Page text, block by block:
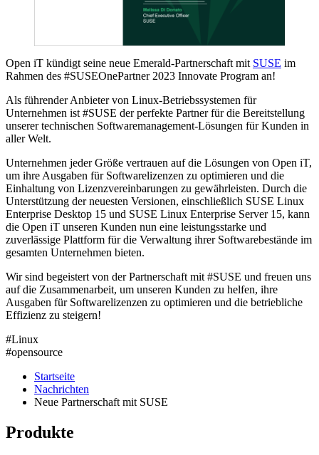
Open iT kündigt seine neue Emerald-Partnerschaft mit SUSE im
Rahmen des #SUSEOnePartner 2023 Innovate Program an!
Als führender Anbieter von Linux-Betriebssystemen für
Unternehmen ist #SUSE der perfekte Partner für die Bereitstellung
unserer technischen Softwaremanagement-Lösungen für Kunden in
aller Welt.
Unternehmen jeder Größe vertrauen auf die Lösungen von Open iT,
um ihre Ausgaben für Softwarelizenzen zu optimieren und die
Einhaltung von Lizenzvereinbarungen zu gewährleisten. Durch die
Unterstützung der neuesten Versionen, einschließlich SUSE Linux
Enterprise Desktop 15 und SUSE Linux Enterprise Server 15, kann
die Open iT unseren Kunden nun eine leistungsstarke und
zuverlässige Plattform für die Verwaltung ihrer Softwarebestände im
gesamten Unternehmen bieten.
Wir sind begeistert von der Partnerschaft mit #SUSE und freuen uns
auf die Zusammenarbeit, um unseren Kunden zu helfen, ihre
Ausgaben für Softwarelizenzen zu optimieren und die betriebliche
Effizienz zu steigern!
#Linux
#opensource
Startseite
Nachrichten
Neue Partnerschaft mit SUSE
Produkte